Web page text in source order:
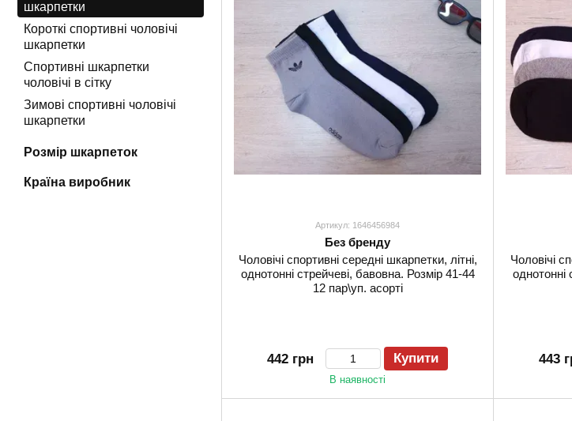
Артикул: 1646456984
Без бренду
Чоловічі спортивні середні шкарпетки, літні,
однотонні стрейчеві, бавовна. Розмір 41-44
12 пар\уп. асорті
442 грн Купити
В наявності
Чоловічі
однотонні
443
шкарпетки
Короткі спортивні чоловічі
шкарпетки
Спортивні шкарпетки
чоловічі в сітку
Зимові спортивні чоловічі
шкарпетки
Розмір шкарпеток
Країна виробник